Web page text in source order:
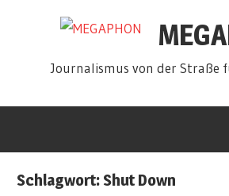
Journalismus von der Straße
Schlagwort: Shut Down